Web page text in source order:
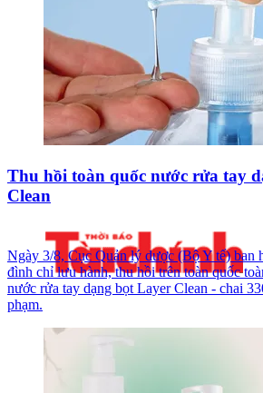
Thu hồi toàn quốc nước rửa tay
Clean
Ngày 3/8, Cục Quản lý dược (Bộ Y tế) ban
đình chỉ lưu hành, thu hồi trên toàn quốc
nước rửa tay dạng bọt Layer Clean - chai
phạm.